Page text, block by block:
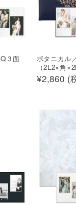
３面
ボタニカル
（2L2×角
¥2,860 (